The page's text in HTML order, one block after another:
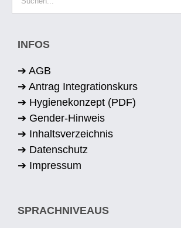
nach:
INFOS
➔ AGB
➔ Antrag Integrationskurs
➔ Hygienekonzept (PDF)
➔ Gender-Hinweis
➔ Inhaltsverzeichnis
➔ Datenschutz
➔ Impressum
SPRACHNIVEAUS